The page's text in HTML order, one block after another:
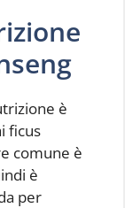
è
ficus
comune è
è
per